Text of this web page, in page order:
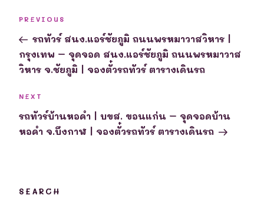
Previous
Post
PREVIOUS
รถทัวร์ สนง.แอร์ชัยภูมิ ถนนพรหมาวาสวิหาร |
กรุงเทพ – จุดจอด สนง.แอร์ชัยภูมิ ถนนพรหมาวาส
วิหาร จ.ชัยภูมิ | จองตั๋วรถทัวร์ ตารางเดินรถ
Next
Post
NEXT
รถทัวร์บ้านหอคำ | บขส. ขอนแก่น – จุดจอดบ้าน
หอคำ จ.บึงกาฬ | จองตั๋วรถทัวร์ ตารางเดินรถ
SEARCH